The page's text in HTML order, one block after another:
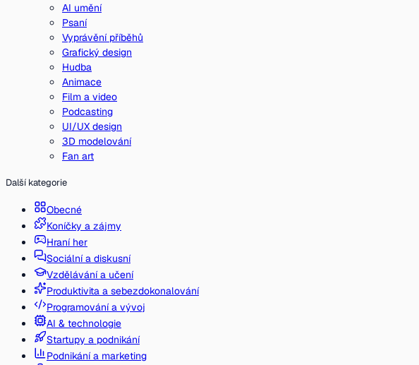
AI umění
Psaní
Vyprávění příběhů
Grafický design
Hudba
Animace
Film a video
Podcasting
UI/UX design
3D modelování
Fan art
Další kategorie
Obecné
Koníčky a zájmy
Hraní her
Sociální a diskusní
Vzdělávání a učení
Produktivita a sebezdokonalování
Programování a vývoj
AI & technologie
Startupy a podnikání
Podnikání a marketing